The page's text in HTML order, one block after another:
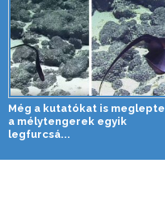
Még a kutatókat is meglepte
a mélytengerek egyik
legfurcsá...